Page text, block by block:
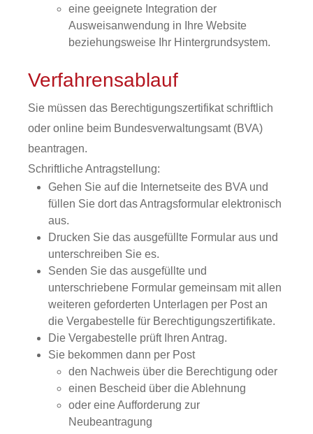
eine geeignete Integration der
Ausweisanwendung in Ihre Website
beziehungsweise Ihr Hintergrundsystem.
Verfahrensablauf
Sie müssen das Berechtigungszertifikat schriftlich
oder online beim Bundesverwaltungsamt (BVA)
beantragen.
Schriftliche Antragstellung:
Gehen Sie auf die Internetseite des BVA und
füllen Sie dort das Antragsformular elektronisch
aus.
Drucken Sie das ausgefüllte Formular aus und
unterschreiben Sie es.
Senden Sie das ausgefüllte und
unterschriebene Formular gemeinsam mit allen
weiteren geforderten Unterlagen per Post an
die Vergabestelle für Berechtigungszertifikate.
Die Vergabestelle prüft Ihren Antrag.
Sie bekommen dann per Post
den Nachweis über die Berechtigung oder
einen Bescheid über die Ablehnung
oder eine Aufforderung zur
Neubeantragung